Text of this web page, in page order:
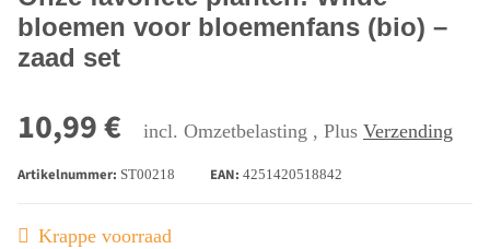
bloemen voor bloemenfans (bio) –
zaad set
10,99 € incl. Omzetbelasting , Plus Verzending
Artikelnummer: ST00218 EAN: 4251420518842
Krappe voorraad